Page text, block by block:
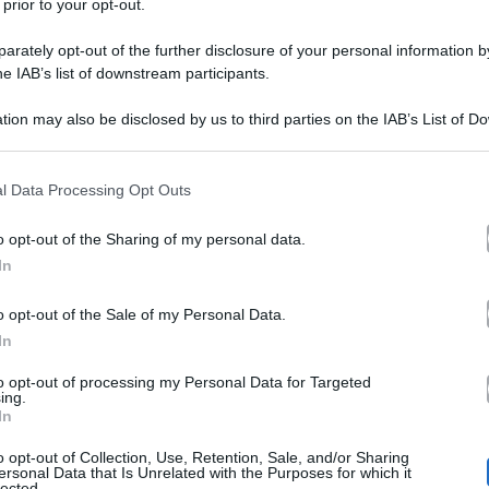
to your opt-out.
opt-out of the further disclosure of your personal information
IAB’s list of downstream participants.
may also be disclosed by us to third parties on the IAB’s List of
but not limited to your visit or usage behaviour. You may
to Google and its third-party tags to use your data for below
consent section.
Data Processing Opt Outs
opt-out of the Sharing of my personal data.
opt-out of the Sale of my Personal Data.
opt-out of processing my Personal Data for Targeted
opt-out of Collection, Use, Retention, Sale, and/or Sharing
Data that Is Unrelated with the Purposes for which it
Capasso e Alberto Maritato di Temptation
loro, tra tanta paura, attraverso i rispettivi profili
napoletano ha condiviso alcune Stories che lo
Ed ecco che confermano così di aver deciso di
alla prova il loro amore.
per loro. Maritato era stato preso di mira da